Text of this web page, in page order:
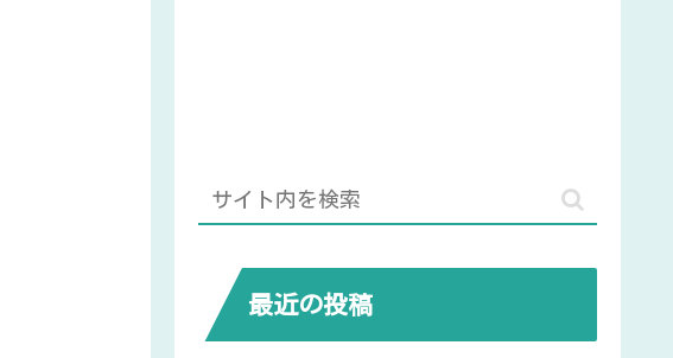
最近の投稿